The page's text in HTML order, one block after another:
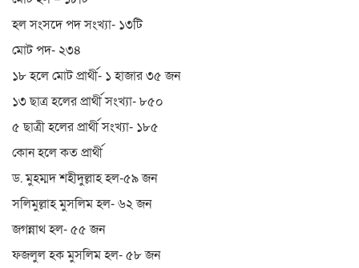
হল সংসদে পদ সংখ্যা- ১৩টি
মোট পদ- ২৩৪
১৮ হলে মোট প্রার্থী- ১ হাজার ৩৫ জন
১৩ ছাত্র হলের প্রার্থী সংখ্যা- ৮৫০
৫ ছাত্রী হলের প্রার্থী সংখ্যা- ১৮৫
কোন হলে কত প্রার্থী
ড. মুহম্মদ শহীদুল্লাহ হল-৫৯ জন
সলিমুল্লাহ মুসলিম হল- ৬২ জন
জগন্নাথ হল- ৫৫ জন
ফজলুল হক মুসলিম হল- ৫৮ জন